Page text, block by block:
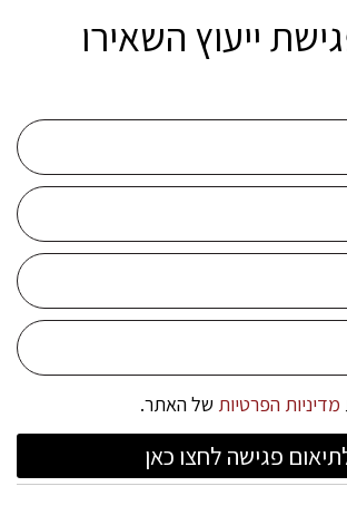
ייעוץ השאירו
מדיניות הפרטיות של האתר.
פגישה לחצו כאן